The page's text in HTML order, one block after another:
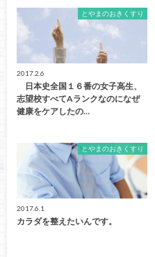
とやまのおきくすり
2017.2.6
日本史全国１６番の女子高生、
志望校すべてAランクなのになぜ
健康をケアしたの…
とやまのおきくすり
2017.6.1
カラダを整えたいんです。